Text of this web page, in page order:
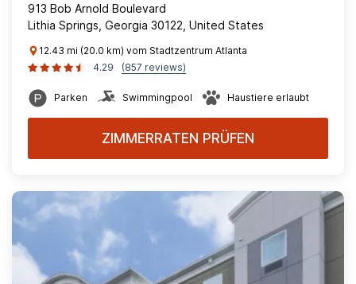
913 Bob Arnold Boulevard
Lithia Springs, Georgia 30122, United States
12.43 mi (20.0 km) vom Stadtzentrum Atlanta
4.29
(857 reviews)
Parken Swimmingpool Haustiere erlaubt
ZIMMERRATEN PRÜFEN